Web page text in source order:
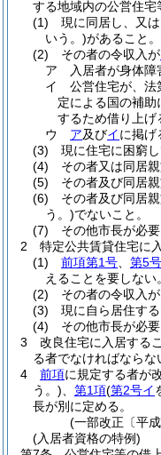
する地域内の公営住宅
(1)
現に同居し、又
いう。)があること。
(2)
その者の令収入が
ア
入居者が身体
イ
公営住宅が、法
定による国の補
するため借り上げ
ウ
ア及びイに掲
(3)
現に住宅に困窮
(4)
その者又は同居
(5)
その者及び同居
(6)
その者及び同居
う。)でないこと。
(7)
その他市長が必
2
特定公共賃貸住宅に
(1)
前項第1号 第5号
えることを要しない。
(2)
その者の令収入
(3)
現に自ら居住す
(4)
その他市長が必
3
改良住宅に入居する
る者でなければならな
4
前項に規定する者が
う。)
第1項(第2号イ
長が別に定める。
(一部改正〔平
(入居者資格の特例)